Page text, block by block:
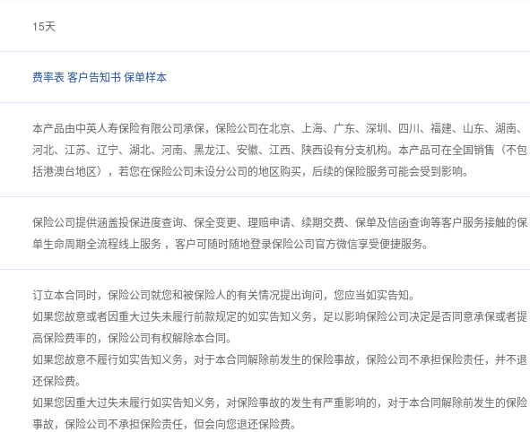
15天
费率表客户告知书保单样本
本产品由中英人寿保险有限公司承保，保险公司在北京、上海、广东、深圳、四川、福建、山东、湖南、
河北、江苏、辽宁、湖北、河南、黑龙江、安徽、江西、陕西设有分支机构。本产品可在全国销售（不包
括港澳台地区），若您在保险公司未设分公司的地区购买，后续的保险服务可能会受到影响。
保险公司提供涵盖投保进度查询、保全变更、理赔申请、续期交费、保单及信函查询等客户服务接触的保
单生命周期全流程线上服务 ，客户可随时随地登录保险公司官方微信享受便捷服务。
订立本合同时，保险公司就您和被保险人的有关情况提出询问，您应当如实告知。
如果您故意或者因重大过失未履行前款规定的如实告知义务，足以影响保险公司决定是否同意承保或者提
高保险费率的，保险公司有权解除本合同。
如果您故意不履行如实告知义务，对于本合同解除前发生的保险事故，保险公司不承担保险责任，并不退
还保险费。
如果您因重大过失未履行如实告知义务，对保险事故的发生有严重影响的，对于本合同解除前发生的保险
事故，保险公司不承担保险责任，但会向您退还保险费。